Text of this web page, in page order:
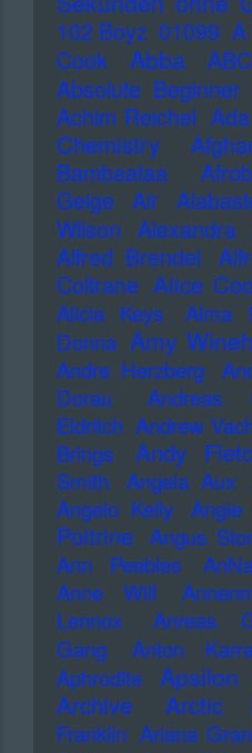
102 Boyz 01099 A
Cook
Abba ABC
Absolute Beginner
Achim Reichel Ada
Chemistry
Bambaataa
Afrob
Geige
Air
Wilson Alexandra
Alfred Brendel
Coltrane Alice
Alicia Keys Alma
Donna Amy
Andre Herzberg
Dorau
Andreas
Eldritch Andrew
Brings
Andy
Smith
Angela Aux
Angelo Kelly
Angie
Poitrine Angus
Ann Peebles
Anne Will
Lennox
Anreas
Gang
Anton
Aphrodite Apsilon
Archive Arctic
Franklin Ariana